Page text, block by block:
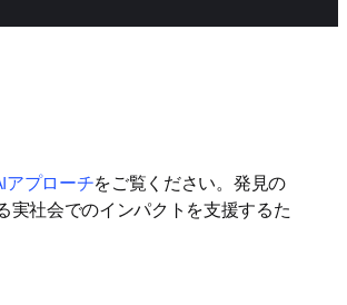
アプローチをご覧ください。発見の
実社会でのインパクトを支援するた